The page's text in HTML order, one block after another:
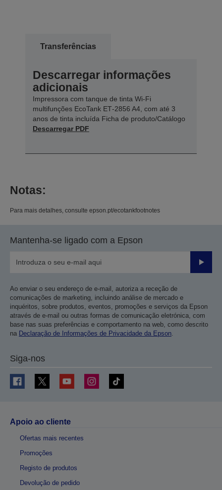
Transferências
Descarregar informações
adicionais
Impressora com tanque de tinta Wi-Fi
multifunções EcoTank ET‑2856 A4, com até 3
anos de tinta incluída Ficha de produto/Catálogo
Descarregar PDF
Notas:
Para mais detalhes, consulte epson.pt/ecotankfootnotes
Mantenha-se ligado com a Epson
Enviar
Ao enviar o seu endereço de e-mail, autoriza a receção de
comunicações de marketing, incluindo análise de mercado e
inquéritos, sobre produtos, eventos, promoções e serviços da Epson
através de e-mail ou outras formas de comunicação eletrónica, com
base nas suas preferências e comportamento na web, como descrito
na Declaração de Informações de Privacidade da Epson.
Siga-nos
Apoio ao cliente
Ofertas mais recentes
Promoções
Registo de produtos
Devolução de pedido